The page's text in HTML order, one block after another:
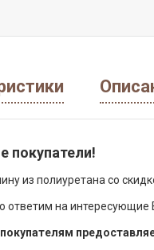
покупатели!
из полиуретана со
ответим на интересующие